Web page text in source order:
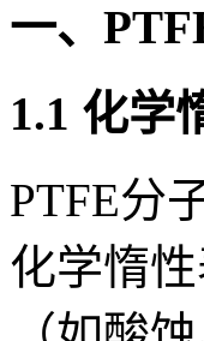
一、
1.1 化学
PTFE分
化学惰